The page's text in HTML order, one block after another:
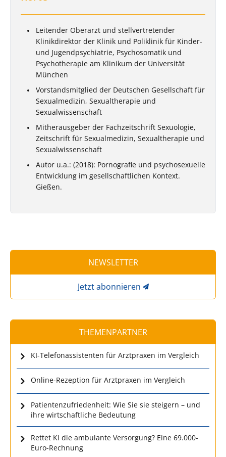
Leitender Oberarzt und stellvertretender
Klinikdirektor der Klinik und Poliklinik für Kinder-
und Jugendpsychiatrie, Psychosomatik und
Psychotherapie am Klinikum der Universität
München
Vorstandsmitglied der Deutschen Gesellschaft für
Sexualmedizin, Sexualtherapie und
Sexualwissenschaft
Mitherausgeber der Fachzeitschrift Sexuologie,
Zeitschrift für Sexualmedizin, Sexualtherapie und
Sexualwissenschaft
Autor u.a.: (2018): Pornografie und psychosexuelle
Entwicklung im gesellschaftlichen Kontext.
Gießen.
NEWSLETTER
Jetzt abonnieren
THEMENPARTNER
KI-Telefonassistenten für Arztpraxen im Vergleich
Online-Rezeption für Arztpraxen im Vergleich
Patientenzufriedenheit: Wie Sie sie steigern – und
ihre wirtschaftliche Bedeutung
Rettet KI die ambulante Versorgung? Eine 69.000-
Euro-Rechnung